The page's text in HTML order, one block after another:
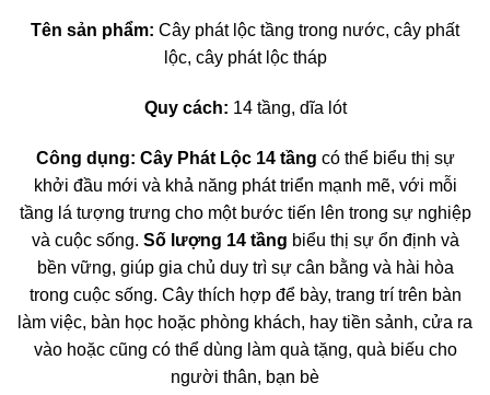
Tên sản phẩm: Cây phát lộc tầng trong nước, cây phất
lộc, cây phát lộc tháp
Quy cách: 14 tầng, dĩa lót
Công dụng: Cây Phát Lộc 14 tầng có thể biểu thị sự
khởi đầu mới và khả năng phát triển mạnh mẽ, với mỗi
tầng lá tượng trưng cho một bước tiến lên trong sự nghiệp
và cuộc sống. Số lượng 14 tầng biểu thị sự ổn định và
bền vững, giúp gia chủ duy trì sự cân bằng và hài hòa
trong cuộc sống. Cây thích hợp để bày, trang trí trên bàn
làm việc, bàn học hoặc phòng khách, hay tiền sảnh, cửa ra
vào hoặc cũng có thể dùng làm quà tặng, quà biếu cho
người thân, bạn bè